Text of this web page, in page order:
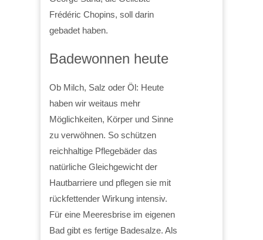
Frédéric Chopins, soll darin
gebadet haben.
Badewonnen heute
Ob Milch, Salz oder Öl: Heute
haben wir weitaus mehr
Möglichkeiten, Körper und Sinne
zu verwöhnen. So schützen
reichhaltige Pflegebäder das
natürliche Gleichgewicht der
Hautbarriere und pflegen sie mit
rückfettender Wirkung intensiv.
Für eine Meeresbrise im eigenen
Bad gibt es fertige Badesalze. Als